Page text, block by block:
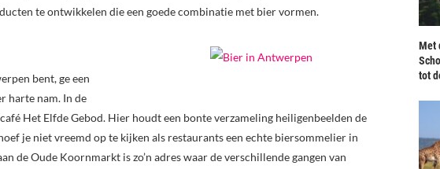
te ontwikkelen die een goede combinatie met bier vormen.
bent, ge een
harte nam. In de
Het Elfde Gebod. Hier houdt een bonte verzameling heiligenbeelden de
je niet vreemd op te kijken als restaurants een echte biersommelier in
de Oude Koornmarkt is zo’n adres waar de verschillende gangen van
Met
tot